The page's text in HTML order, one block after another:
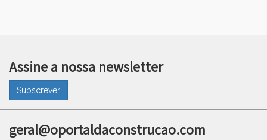
Assine a nossa newsletter
Subscrever
geral@oportaldaconstrucao.com